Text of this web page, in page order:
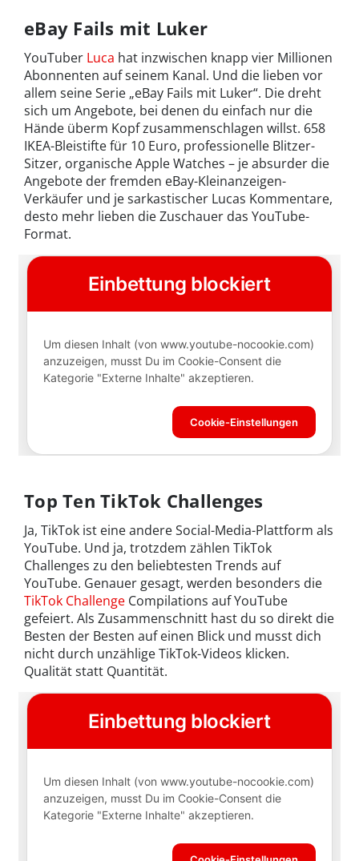
eBay Fails mit Luker
YouTuber Luca hat inzwischen knapp vier Millionen
Abonnenten auf seinem Kanal. Und die lieben vor
allem seine Serie „eBay Fails mit Luker“. Die dreht
sich um Angebote, bei denen du einfach nur die
Hände überm Kopf zusammenschlagen willst. 658
IKEA-Bleistifte für 10 Euro, professionelle Blitzer-
Sitzer, organische Apple Watches – je absurder die
Angebote der fremden eBay-Kleinanzeigen-
Verkäufer und je sarkastischer Lucas Kommentare,
desto mehr lieben die Zuschauer das YouTube-
Format.
Top Ten TikTok Challenges
Ja, TikTok ist eine andere Social-Media-Plattform als
YouTube. Und ja, trotzdem zählen TikTok
Challenges zu den beliebtesten Trends auf
YouTube. Genauer gesagt, werden besonders die
TikTok Challenge Compilations auf YouTube
gefeiert. Als Zusammenschnitt hast du so direkt die
Besten der Besten auf einen Blick und musst dich
nicht durch unzählige TikTok-Videos klicken.
Qualität statt Quantität.